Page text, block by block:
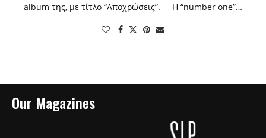
album της, με τίτλο “Αποχρώσεις”. Η “number one”…
Our Magazines